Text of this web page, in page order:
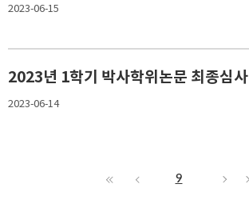
2023-06-15
2023년 1학기 박사학위논문 최종심사
2023-06-14
9